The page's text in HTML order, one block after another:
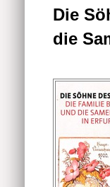
Die
die